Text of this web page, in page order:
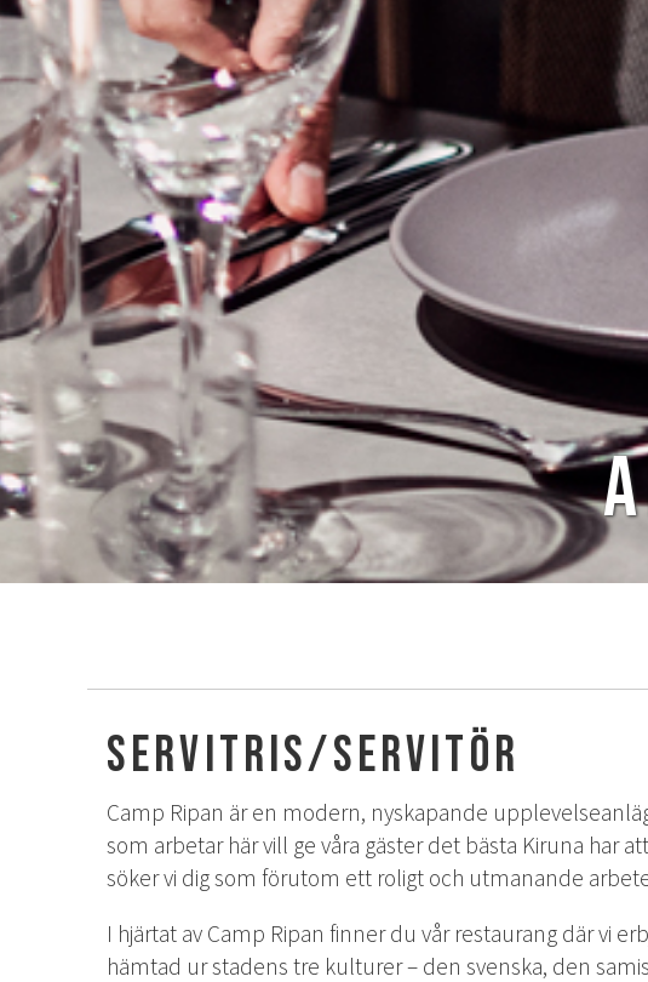
Servitris/servitör
Camp Ripan är en modern, nyskapande
som arbetar här vill ge våra gäster det bästa Kiruna har
söker vi dig som förutom ett roligt och utmanande
I hjärtat av Camp Ripan finner du vår restaurang där vi
hämtad ur stadens tre kulturer – den svenska, den